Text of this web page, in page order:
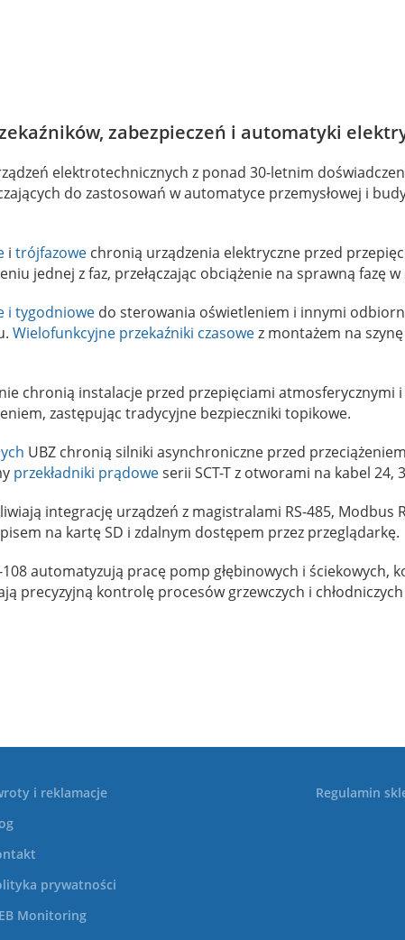
zabezpieczeń i automatyki
elektrotechnicznych z ponad 30-letnim
do zastosowań w automatyce przemysłowej i
i trójfazowe chronią urządzenia elektryczne przed
jednej z faz, przełączając obciążenie na sprawną fazę
i tygodniowe do sterowania oświetleniem i innymi
Wielofunkcyjne przekaźniki czasowez montażem na
chronią instalacje przed przepięciami atmosferycznymi i
zastępując tradycyjne bezpieczniki topikowe.
UBZ chronią silniki asynchroniczne przed
przekładniki prądoweserii SCT-T z otworami na kabel 24,
integrację urządzeń z magistralami RS-485, Modbus
na kartę SD i zdalnym dostępem przez przeglądarkę.
108 automatyzują pracę pomp głębinowych i ściekowych,
precyzyjną kontrolę procesów grzewczych i
i reklamacje
prywatności
Monitoring
Regulamin